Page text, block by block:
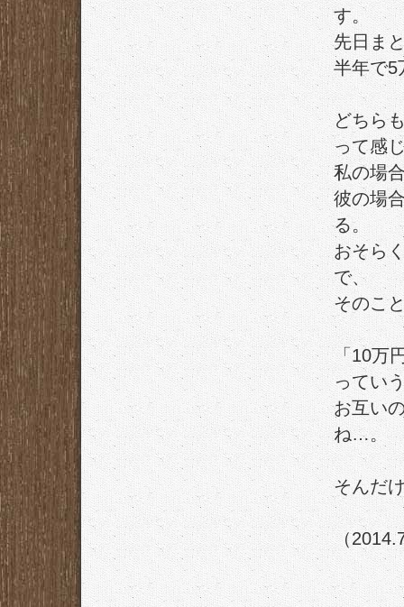
す。
先日ま
半年で5
どちら
って感
私の場
彼の場
る。
おそら
で、
そのこ
「10万
ってい
お互い
ね…。
そんだ
（